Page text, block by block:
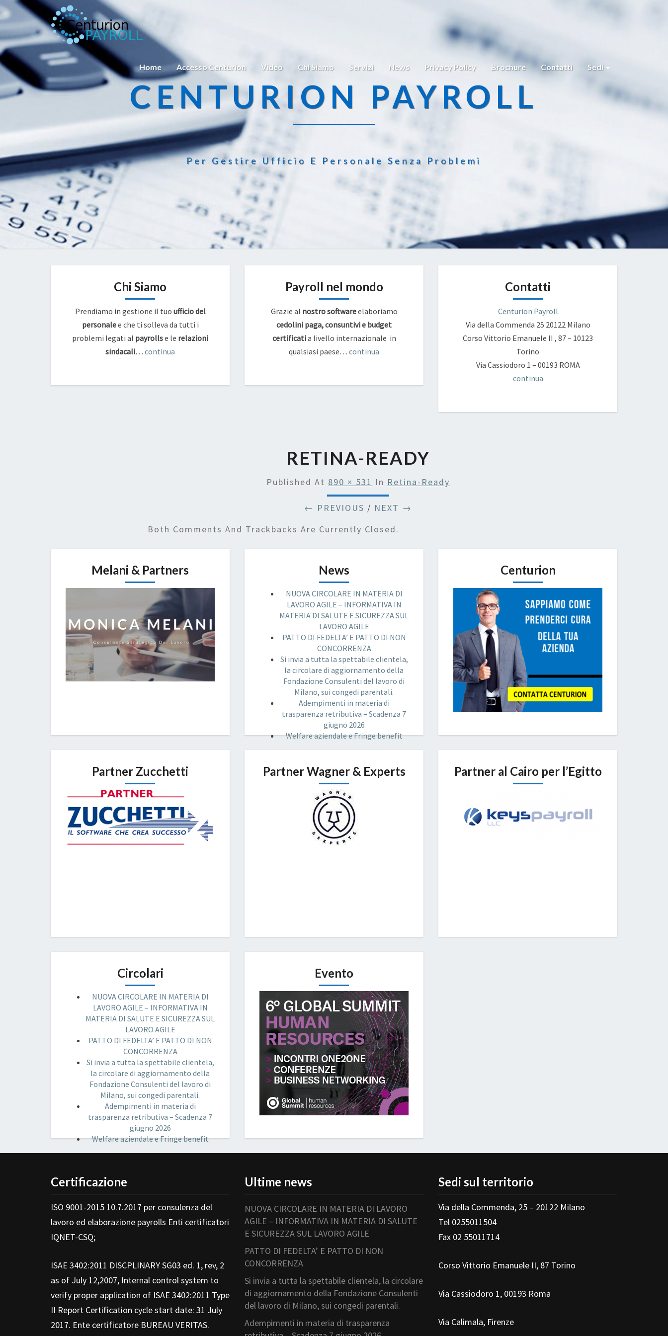
Home Accesso Centurion Video Chi Siamo Servizi News Privacy Policy Brochure Contatti Sedi
CENTURION PAYROLL
Per Gestire Ufficio E Personale Senza Problemi
Chi Siamo
Prendiamo in gestione il tuo ufficio del
personalee che ti solleva da tutti i
problemi legati al payrollse le relazioni
sindacali… continua
Payroll nel mondo
Grazie al nostro softwareelaboriamo
cedolini paga, consuntivi e budget
certificatia livello internazionale in
qualsiasi paese… continua
Contatti
Centurion Payroll
Via della Commenda 25 20122 Milano
Corso Vittorio Emanuele II , 87 – 10123
Torino
Via Cassiodoro 1 – 00193 ROMA
continua
RETINA-READY
PublishedAt 890 × 531 In Retina-Ready
← PREVIOUS / NEXT →
Both Comments And Trackbacks Are Currently Closed.
Melani & Partners
Partner Zucchetti
Circolari
NUOVA CIRCOLARE IN MATERIA DI
LAVORO AGILE – INFORMATIVA IN
MATERIA DI SALUTE E SICUREZZA SUL
LAVORO AGILE
PATTO DI FEDELTA’ E PATTO DI NON
CONCORRENZA
Si invia a tutta la spettabile clientela,
la circolare di aggiornamento della
Fondazione Consulenti del lavoro di
Milano, sui congedi parentali.
Adempimenti in materia di
trasparenza retributiva – Scadenza 7
giugno 2026
Welfare aziendale e Fringe benefit
News
NUOVA CIRCOLARE IN MATERIA DI
LAVORO AGILE – INFORMATIVA IN
MATERIA DI SALUTE E SICUREZZA SUL
LAVORO AGILE
PATTO DI FEDELTA’ E PATTO DI NON
CONCORRENZA
Si invia a tutta la spettabile clientela,
la circolare di aggiornamento della
Fondazione Consulenti del lavoro di
Milano, sui congedi parentali.
Adempimenti in materia di
trasparenza retributiva – Scadenza 7
giugno 2026
Welfare aziendale e Fringe benefit
Partner Wagner & Experts
Evento
Centurion
Partner al Cairo per l’Egitto
Certificazione
ISO 9001-2015 10.7.2017 per consulenza del
lavoro ed elaborazione payrolls Enti certificatori
IQNET-CSQ;
ISAE 3402:2011 DISCPLINARY SG03 ed. 1, rev, 2
as of July 12,2007, Internal control system to
verify proper application of ISAE 3402:2011 Type
II Report Certification cycle start date: 31 July
2017. Ente certificatore BUREAU VERITAS.
Ultime news
NUOVA CIRCOLARE IN MATERIA DI LAVORO
AGILE – INFORMATIVA IN MATERIA DI SALUTE
E SICUREZZA SUL LAVORO AGILE
PATTO DI FEDELTA’ E PATTO DI NON
CONCORRENZA
Si invia a tutta la spettabile clientela, la circolare
di aggiornamento della Fondazione Consulenti
del lavoro di Milano, sui congedi parentali.
Adempimenti in materia di trasparenza
Sedi sul territorio
Via della Commenda, 25 – 20122 Milano
Tel 0255011504
Fax 02 55011714
Corso Vittorio Emanuele II, 87 Torino
Via Cassiodoro 1, 00193 Roma
Via Calimala, Firenze